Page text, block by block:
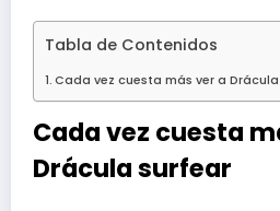
Tabla de Contenidos
Cada vez cuesta más ver a
Cada vez cuesta
Drácula surfear